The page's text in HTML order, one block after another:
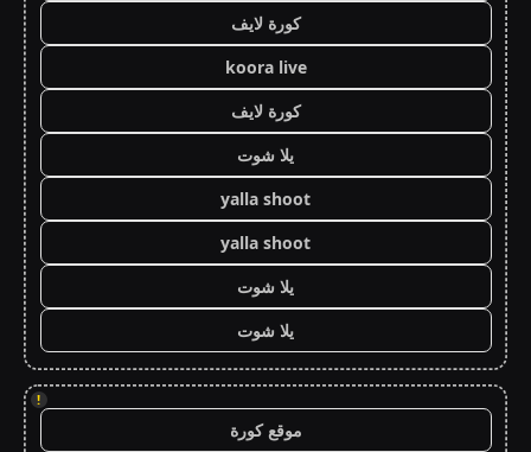
كورة لايف
koora live
كورة لايف
يلا شوت
yalla shoot
yalla shoot
يلا شوت
يلا شوت
!
موقع كورة